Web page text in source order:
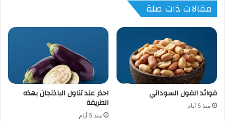
مقالات ذات صلة
فوائد الفول السوداني
منذ 5 أيام
احذر عند تناول الباذنجان بهذه
الطريقة
منذ 5 أيام